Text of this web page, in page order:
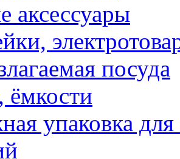
аксессуары
посуда
ёмкости
упаковка